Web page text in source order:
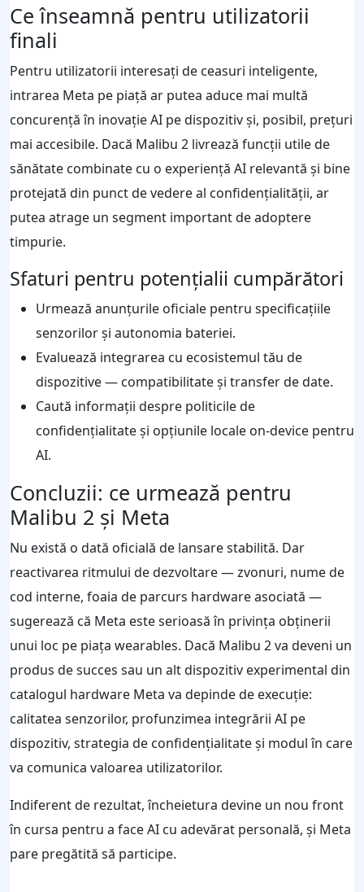
Ce înseamnă pentru utilizatorii
finali
Pentru utilizatorii interesați de ceasuri inteligente,
intrarea Meta pe piață ar putea aduce mai multă
concurență în inovație AI pe dispozitiv și, posibil, prețuri
mai accesibile. Dacă Malibu 2 livrează funcții utile de
sănătate combinate cu o experiență AI relevantă și bine
protejată din punct de vedere al confidențialității, ar
putea atrage un segment important de adoptere
timpurie.
Sfaturi pentru potențialii cumpărători
Urmează anunțurile oficiale pentru specificațiile
senzorilor și autonomia bateriei.
Evaluează integrarea cu ecosistemul tău de
dispozitive — compatibilitate și transfer de date.
Caută informații despre politicile de
confidențialitate și opțiunile locale on-device pentru
AI.
Concluzii: ce urmează pentru
Malibu 2 și Meta
Nu există o dată oficială de lansare stabilită. Dar
reactivarea ritmului de dezvoltare — zvonuri, nume de
cod interne, foaia de parcurs hardware asociată —
sugerează că Meta este serioasă în privința obținerii
unui loc pe piața wearables. Dacă Malibu 2 va deveni un
produs de succes sau un alt dispozitiv experimental din
catalogul hardware Meta va depinde de execuție:
calitatea senzorilor, profunzimea integrării AI pe
dispozitiv, strategia de confidențialitate și modul în care
va comunica valoarea utilizatorilor.
Indiferent de rezultat, încheietura devine un nou front
în cursa pentru a face AI cu adevărat personală, și Meta
pare pregătită să participe.